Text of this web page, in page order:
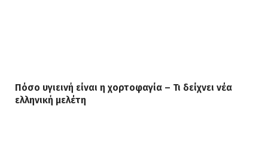
Πόσο υγιεινή είναι η χορτοφαγία – Τι δείχνει νέα
ελληνική μελέτη